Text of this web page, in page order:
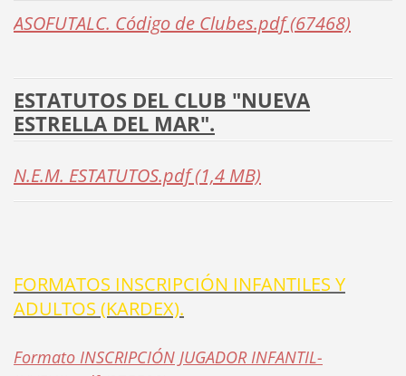
ASOFUTALC. Código de Clubes.pdf (67468)
ESTATUTOS DEL CLUB "NUEVA
ESTRELLA DEL MAR".
N.E.M. ESTATUTOS.pdf (1,4 MB)
FORMATOS INSCRIPCIÓN INFANTILES Y
ADULTOS (KARDEX).
Formato INSCRIPCIÓN JUGADOR INFANTIL-